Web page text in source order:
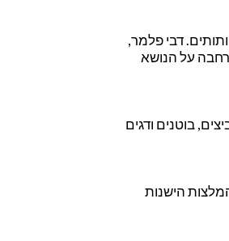
דבי פלמר,
על הנושא
ביצים, בוטנים ודגים
הישנות